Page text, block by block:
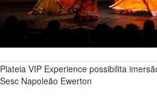
Plateia VIP Experience possibilita
Sesc Napoleão Ewerton